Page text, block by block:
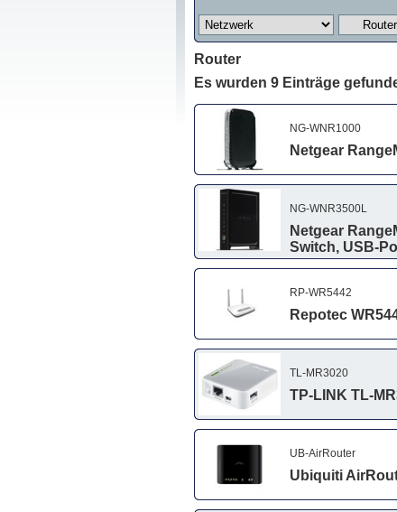
Router
Es wurden 9 Einträge
NG-WNR1000
Netgear
NG-WNR3500L
Netgear
Switch, USB-
RP-WR5442
Repotec
TL-MR3020
TP-LINK TL-
UB-AirRouter
Ubiquiti